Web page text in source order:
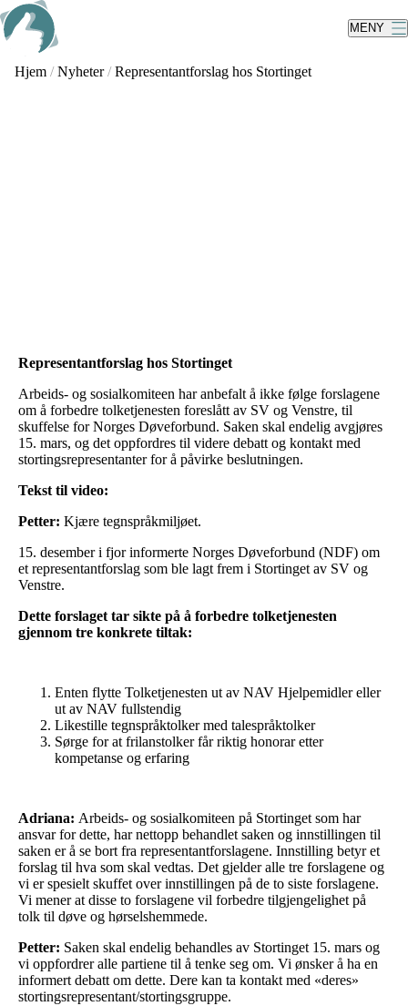
Skip
to
main
content
MENY
Hjem / Nyheter / Representantforslag hos Stortinget
Representantforslag hos Stortinget
Arbeids- og sosialkomiteen har anbefalt å ikke følge forslagene
om å forbedre tolketjenesten foreslått av SV og Venstre, til
skuffelse for Norges Døveforbund. Saken skal endelig avgjøres
15. mars, og det oppfordres til videre debatt og kontakt med
stortingsrepresentanter for å påvirke beslutningen.
Tekst til video:
Petter: Kjære tegnspråkmiljøet.
15. desember i fjor informerte Norges Døveforbund (NDF) om
et representantforslag som ble lagt frem i Stortinget av SV og
Venstre.
Dette forslaget tar sikte på å forbedre tolketjenesten
gjennom tre konkrete tiltak:
Enten flytte Tolketjenesten ut av NAV Hjelpemidler eller
ut av NAV fullstendig
Likestille tegnspråktolker med talespråktolker
Sørge for at frilanstolker får riktig honorar etter
kompetanse og erfaring
Adriana: Arbeids- og sosialkomiteen på Stortinget som har
ansvar for dette, har nettopp behandlet saken og innstillingen til
saken er å se bort fra representantforslagene. Innstilling betyr et
forslag til hva som skal vedtas. Det gjelder alle tre forslagene og
vi er spesielt skuffet over innstillingen på de to siste forslagene.
Vi mener at disse to forslagene vil forbedre tilgjengelighet på
tolk til døve og hørselshemmede.
Petter: Saken skal endelig behandles av Stortinget 15. mars og
vi oppfordrer alle partiene til å tenke seg om. Vi ønsker å ha en
informert debatt om dette. Dere kan ta kontakt med «deres»
stortingsrepresentant/stortingsgruppe.